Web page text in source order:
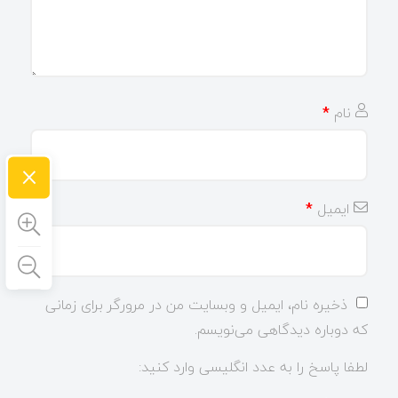
نام *
ایمیل *
ذخیره نام، ایمیل و وبسایت من در مرورگر برای زمانی
که دوباره دیدگاهی می‌نویسم.
لطفا پاسخ را به عدد انگلیسی وارد کنید:
×